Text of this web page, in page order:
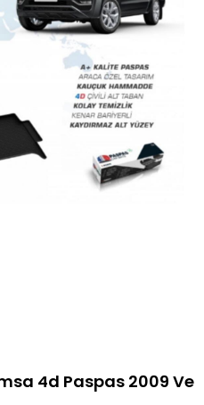
4d Paspas 2009 Ve